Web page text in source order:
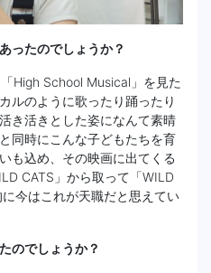
たのでしょうか？
High School Musical」を見た
ルのように歌ったり踊ったり
き活きとした姿になんて素晴
同時にこんな子どもたちを育
も込め、その映画に出てくる
CATS」から取って「WILD
今はこれが天職だと思えてい
でしょうか？